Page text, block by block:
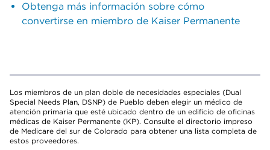
Obtenga más información sobre cómo
convertirse en miembro de Kaiser Permanente
Los miembros de un plan doble de necesidades especiales (Dual
Special Needs Plan, DSNP) de Pueblo deben elegir un médico de
atención primaria que esté ubicado dentro de un edificio de oficinas
médicas de Kaiser Permanente (KP). Consulte el directorio impreso
de Medicare del sur de Colorado para obtener una lista completa de
estos proveedores.